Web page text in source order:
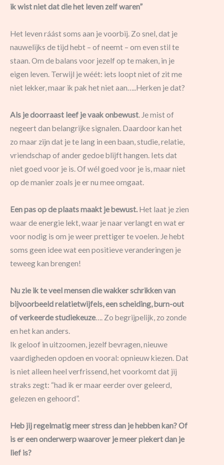
ik wist niet dat die het leven zelf waren”
Het leven ráást soms aan je voorbij. Zo snel, dat je
nauwelijks de tijd hebt – of neemt – om even stil te
staan. Om de balans voor jezelf op te maken, in je
eigen leven. Terwijl je wéét: iets loopt niet of zit me
niet lekker, maar ik pak het niet aan…..Herken je dat?
Als je doorraast leef je vaak onbewust. Je mist of
negeert dan belangrijke signalen. Daardoor kan het
zo maar zijn dat je te lang in een baan, studie, relatie,
vriendschap of ander gedoe blijft hangen. Iets dat
niet goed voor je is. Of wél goed voor je is, maar niet
op de manier zoals je er nu mee omgaat.
Een pas op de plaats maakt je bewust. Het laat je zien
waar de energie lekt, waar je naar verlangt en wat er
voor nodig is om je weer prettiger te voelen. Je hebt
soms geen idee wat een positieve veranderingen je
teweeg kan brengen!
Nu zie ik te veel mensen die wakker schrikken van
bijvoorbeeld relatietwijfels, een scheiding, burn-out
of verkeerde studiekeuze…. Zo begrijpelijk, zo zonde
en het kan anders.
Ik geloof in uitzoomen, jezelf bevragen, nieuwe
vaardigheden opdoen en vooral: opnieuw kiezen. Dat
is niet alleen heel verfrissend, het voorkomt dat jij
straks zegt: “had ik er maar eerder over geleerd,
gelezen en gehoord”.
Heb jij regelmatig meer stress dan je hebben kan? Of
is er een onderwerp waarover je meer piekert dan je
lief is?